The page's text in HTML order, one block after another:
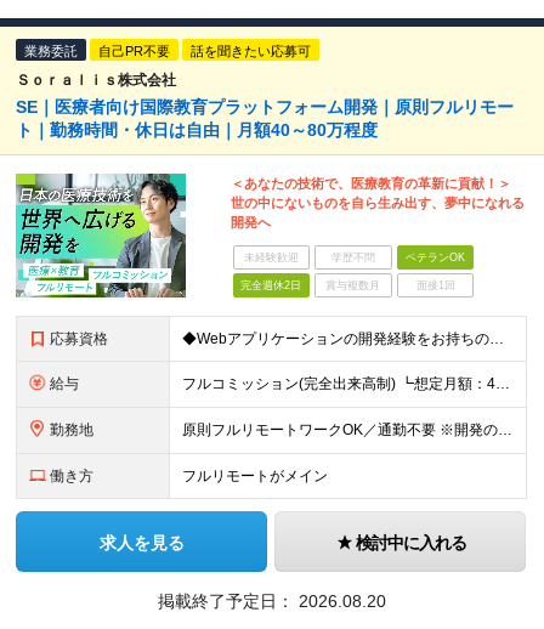
業務委託 自己PR不要 話を聞きたい応募可
Ｓｏｒａｌｉｓ株式会社
SE｜医療者向け国際教育プラットフォーム開発｜原則フルリモー
ト｜勤務時間・休日は自由｜月額40～80万程度
＜あなたの技術で、医療教育の革新に貢献！＞
世の中にないものを自ら生み出す、夢中になれる
開発へ
未経験歓迎 学歴不問 ベテランOK
完全週休2日 賞与複数月 面接1回
応募資格 ◆Webアプリケーションの開発経験をお持ちの方（年数不問） ◆大卒以上 ◆英語での日常会話ができる方
給与 フルコミッション(完全出来高制) ┗想定月額：40万円～80万円 ┗稼働日数や時間は全て自由。自分のペースで働けます。 【収益モデル】 月20〜40時間稼働：月額15〜30万円 ※試用期間はありませ
勤務地 原則フルリモートワークOK／通勤不要 ※開発の熱量を共有するため、出社できる範囲にお住まいの方を想定。 ◆オフィス 東京都港区高輪3丁目25-29 Ave.Takanawa 5階エキスパートオフィス
働き方 フルリモートがメイン
求人を見る 検討中に入れる
掲載終了予定日： 2026.08.20